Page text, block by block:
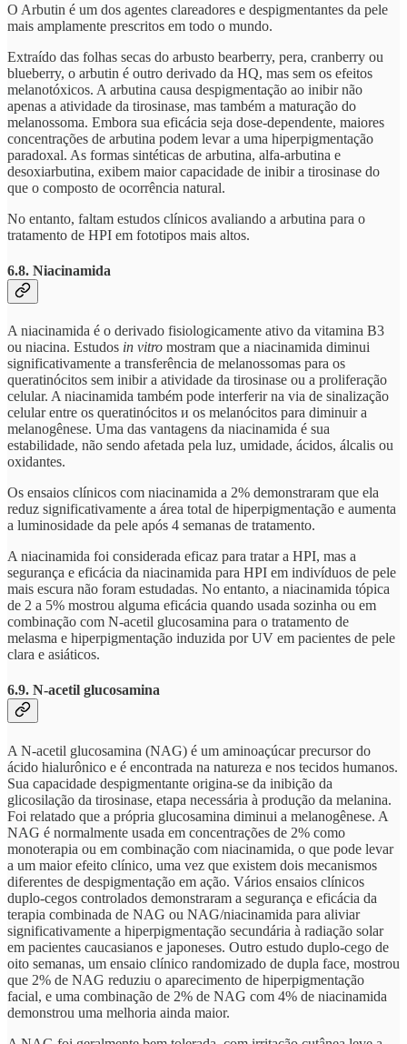
O Arbutin é um dos agentes clareadores e despigmentantes da pele
mais amplamente prescritos em todo o mundo.
Extraído das folhas secas do arbusto bearberry, pera, cranberry ou
blueberry, o arbutin é outro derivado da HQ, mas sem os efeitos
melanotóxicos. A arbutina causa despigmentação ao inibir não
apenas a atividade da tirosinase, mas também a maturação do
melanossoma. Embora sua eficácia seja dose-dependente, maiores
concentrações de arbutina podem levar a uma hiperpigmentação
paradoxal. As formas sintéticas de arbutina, alfa-arbutina e
desoxiarbutina, exibem maior capacidade de inibir a tirosinase do
que o composto de ocorrência natural.
No entanto, faltam estudos clínicos avaliando a arbutina para o
tratamento de HPI em fototipos mais altos.
6.8. Niacinamida
A niacinamida é o derivado fisiologicamente ativo da vitamina B3
ou niacina. Estudos in vitro mostram que a niacinamida diminui
significativamente a transferência de melanossomas para os
queratinócitos sem inibir a atividade da tirosinase ou a proliferação
celular. A niacinamida também pode interferir na via de sinalização
celular entre os queratinócitos и os melanócitos para diminuir a
melanogênese. Uma das vantagens da niacinamida é sua
estabilidade, não sendo afetada pela luz, umidade, ácidos, álcalis ou
oxidantes.
Os ensaios clínicos com niacinamida a 2% demonstraram que ela
reduz significativamente a área total de hiperpigmentação e aumenta
a luminosidade da pele após 4 semanas de tratamento.
A niacinamida foi considerada eficaz para tratar a HPI, mas a
segurança e eficácia da niacinamida para HPI em indivíduos de pele
mais escura não foram estudadas. No entanto, a niacinamida tópica
de 2 a 5% mostrou alguma eficácia quando usada sozinha ou em
combinação com N-acetil glucosamina para o tratamento de
melasma e hiperpigmentação induzida por UV em pacientes de pele
clara e asiáticos.
6.9. N-acetil glucosamina
A N-acetil glucosamina (NAG) é um aminoaçúcar precursor do
ácido hialurônico e é encontrada na natureza e nos tecidos humanos.
Sua capacidade despigmentante origina-se da inibição da
glicosilação da tirosinase, etapa necessária à produção da melanina.
Foi relatado que a própria glucosamina diminui a melanogênese. A
NAG é normalmente usada em concentrações de 2% como
monoterapia ou em combinação com niacinamida, o que pode levar
a um maior efeito clínico, uma vez que existem dois mecanismos
diferentes de despigmentação em ação. Vários ensaios clínicos
duplo-cegos controlados demonstraram a segurança e eficácia da
terapia combinada de NAG ou NAG/niacinamida para aliviar
significativamente a hiperpigmentação secundária à radiação solar
em pacientes caucasianos e japoneses. Outro estudo duplo-cego de
oito semanas, um ensaio clínico randomizado de dupla face, mostrou
que 2% de NAG reduziu o aparecimento de hiperpigmentação
facial, e uma combinação de 2% de NAG com 4% de niacinamida
demonstrou uma melhoria ainda maior.